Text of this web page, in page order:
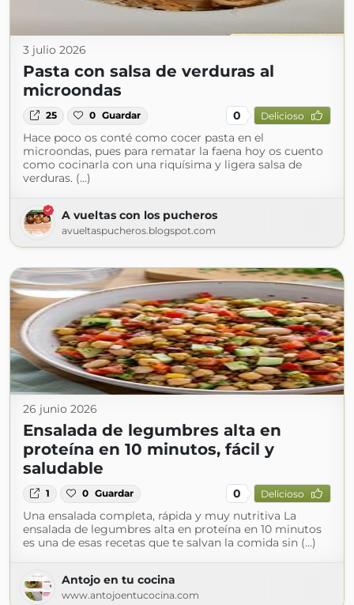
3 julio 2026
Pasta con salsa de verduras al
microondas
25 0 Guardar 0 Delicioso
Hace poco os conté como cocer pasta en el
microondas, pues para rematar la faena hoy os cuento
como cocinarla con una riquísima y ligera salsa de
verduras. (...)
A vueltas con los pucheros
avueltaspucheros.blogspot.com
26 junio 2026
Ensalada de legumbres alta en
proteína en 10 minutos, fácil y
saludable
1 0 Guardar 0 Delicioso
Una ensalada completa, rápida y muy nutritiva La
ensalada de legumbres alta en proteína en 10 minutos
es una de esas recetas que te salvan la comida sin (...)
Antojo en tu cocina
www.antojoentucocina.com